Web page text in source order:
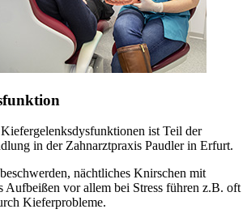
ist Teil der
in der Zahnarztpraxis Paudler in Erfurt.
nächtliches Knirschen mit
Aufbeißen vor allem bei Stress führen z.B. oft
Kieferprobleme.